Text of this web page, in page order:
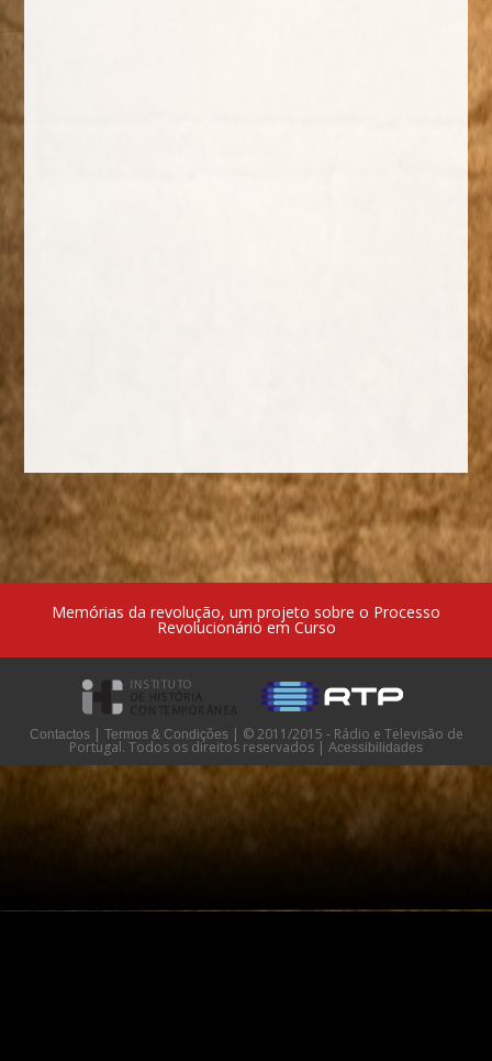
Memórias da revolução, um projeto sobre o Processo
Revolucionário em Curso
Contactos | Termos & Condições | © 2011/2015 - Rádio e Televisão de
Portugal. Todos os direitos reservados | Acessibilidades